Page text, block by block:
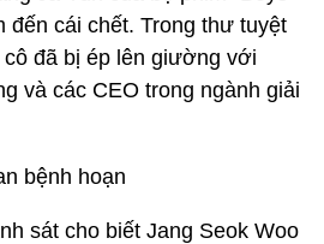
đến cái chết. Trong thư tuyệt
đã bị ép lên giường với
và các CEO trong ngành giải
bệnh hoạn
sát cho biết Jang Seok Woo